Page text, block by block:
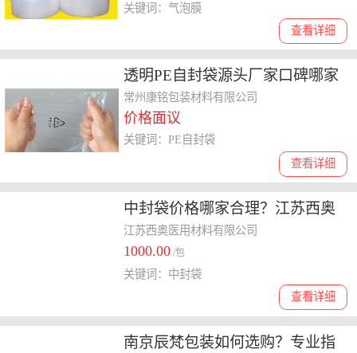
查看详细
关键词：气泡膜
透明PE自封袋源头厂家口碑哪家
好？
常州康铭包装材料有限公司
价格面议
查看详细
关键词：PE自封袋
中封袋价格哪家合理？江苏西奥
医用材料等你来选
江苏西奥医用材料有限公司
1000.00 /包
查看详细
关键词：中封袋
南京辰梵包装如何选购？专业指